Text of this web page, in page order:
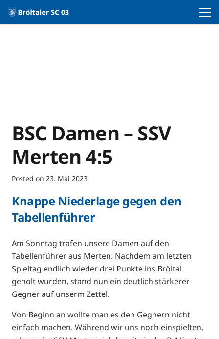
BSC Damen – SSV
Merten 4:5
Posted on 23. Mai 2023
Knappe Niederlage gegen den
Tabellenführer
Am Sonntag trafen unsere Damen auf den
Tabellenführer aus Merten. Nachdem am letzten
Spieltag endlich wieder drei Punkte ins Bröltal
geholt wurden, stand nun ein deutlich stärkerer
Gegner auf unserm Zettel.
Von Beginn an wollte man es den Gegnern nicht
einfach machen. Während wir uns noch einspielten,